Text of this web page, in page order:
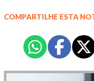
COMPARTILHE ESTA